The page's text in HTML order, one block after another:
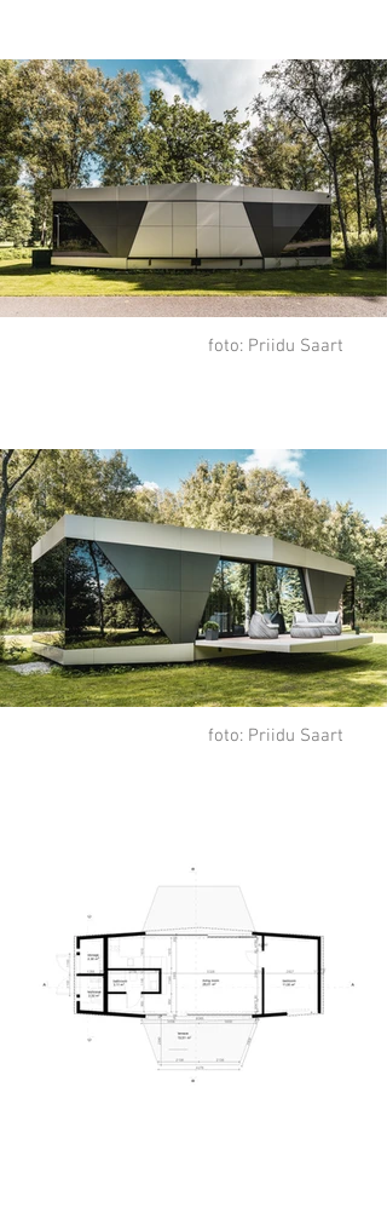
foto: Priidu Saart
foto: Priidu Saart